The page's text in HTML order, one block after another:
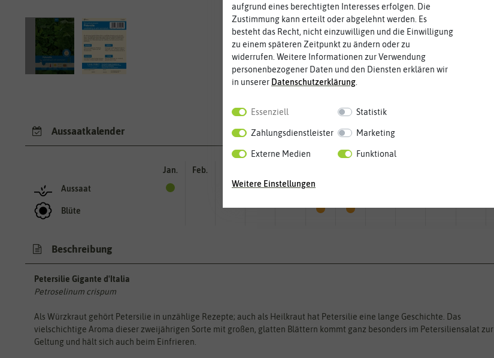
Aussaatkalender
Aussaat
Blüte
Jan. Feb.
Beschreibung
Petersilie Gigante d'Italia
Petroselinum crispum
Als Würzkraut gehört Petersilie in unzählige Rezepte; auch als Heilkraut hat Petersilie eine lange Geschichte. Das
vielschichtige Aroma dieser zweijährigen Sorte mit großen, glatten Blättern kommt ganz besonders im Petersiliensalat zur
Geltung und hält sich auch beim Einfrieren.
aufgrund eines berechtigten Interesses erfolgen. Die
Zustimmung kann erteilt oder abgelehnt werden. Es
besteht das Recht, nicht einzuwilligen und die Einwilligung
zu einem späteren Zeitpunkt zu ändern oder zu
widerrufen. Weitere Informationen zur Verwendung
personenbezogener Daten und den Diensten erklären wir
in unserer Daten­schutz­erklärung
Essenziell Statistik
Zahlungsdienstleister Marketing
Externe Medien Funktional
Weitere Einstellungen